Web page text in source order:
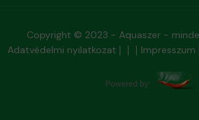
Copyright © 2023 - Aquaszer -
Adatvédelmi nyilatkozat
Impresszum